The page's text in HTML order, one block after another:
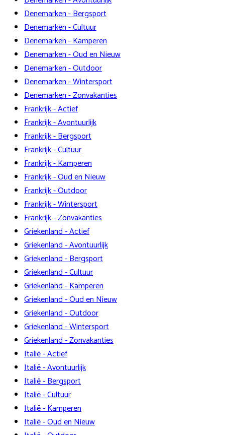
Denemarken - Bergsport
Denemarken - Cultuur
Denemarken - Kamperen
Denemarken - Oud en Nieuw
Denemarken - Outdoor
Denemarken - Wintersport
Denemarken - Zonvakanties
Frankrijk - Actief
Frankrijk - Avontuurlijk
Frankrijk - Bergsport
Frankrijk - Cultuur
Frankrijk - Kamperen
Frankrijk - Oud en Nieuw
Frankrijk - Outdoor
Frankrijk - Wintersport
Frankrijk - Zonvakanties
Griekenland - Actief
Griekenland - Avontuurlijk
Griekenland - Bergsport
Griekenland - Cultuur
Griekenland - Kamperen
Griekenland - Oud en Nieuw
Griekenland - Outdoor
Griekenland - Wintersport
Griekenland - Zonvakanties
Italië - Actief
Italië - Avontuurlijk
Italië - Bergsport
Italië - Cultuur
Italië - Kamperen
Italië - Oud en Nieuw